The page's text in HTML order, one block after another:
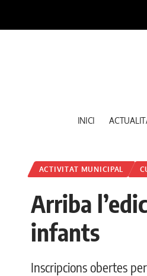
INICI
ACTIVITAT MUNICIPAL
Arriba
infants
Inscripcions obertes